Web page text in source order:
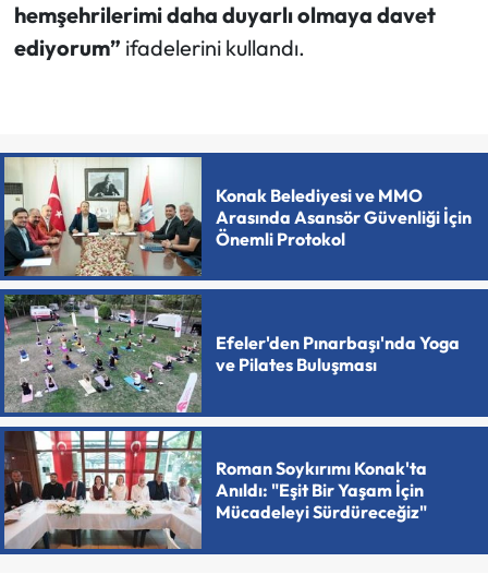
hemşehrilerimi daha duyarlı olmaya davet
ediyorum” ifadelerini kullandı.
Konak Belediyesi ve MMO
Arasında Asansör Güvenliği İçin
Önemli Protokol
Efeler'den Pınarbaşı'nda Yoga
ve Pilates Buluşması
Roman Soykırımı Konak'ta
Anıldı: "Eşit Bir Yaşam İçin
Mücadeleyi Sürdüreceğiz"